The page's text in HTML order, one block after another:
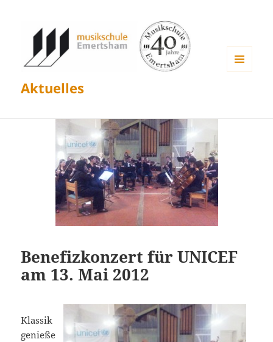
Aktuelles
Benefizkonzert für UNICEF
am 13. Mai 2012
Klassik
genieße